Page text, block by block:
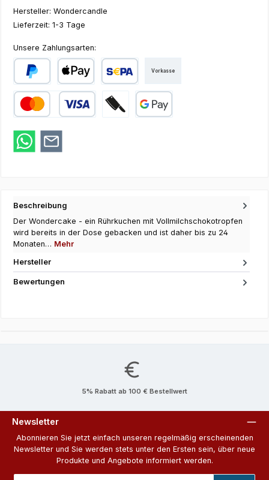
Hersteller: Wondercandle
Lieferzeit: 1-3 Tage
Unsere Zahlungsarten:
PayPal Apple Pay SEPA Lastschrift
Vorkasse
Beschreibung
Der Wondercake - ein Rührkuchen mit Vollmilchschokotropfen
wird bereits in der Dose gebacken und ist daher bis zu 24
Monaten… Mehr
Hersteller
Bewertungen
5% Rabatt ab 100 € Bestellwert
Newsletter
Abonnieren Sie jetzt einfach unseren regelmäßig erscheinenden
Newsletter und Sie werden stets unter den Ersten sein, über neue
Produkte und Angebote informiert werden.